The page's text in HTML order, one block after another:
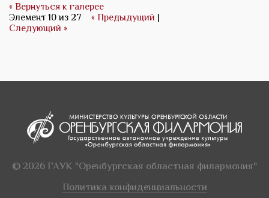
« Вернуться к галерее
Элемент 10 из 27
« Предыдущий |
Следующий »
© 2026 ГАУК "Оренбургская областная филармония"
Политика конфиденциальности